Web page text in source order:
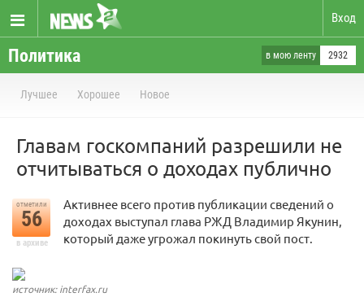
Вход
Политика в мою ленту 2932
Лучшее Хорошее Новое
Главам госкомпаний разрешили не
отчитываться о доходах публично
отметили
56
в архиве
Активнее всего против публикации сведений о
доходах выступал глава РЖД Владимир Якунин,
который даже угрожал покинуть свой пост.
источник: interfax.ru